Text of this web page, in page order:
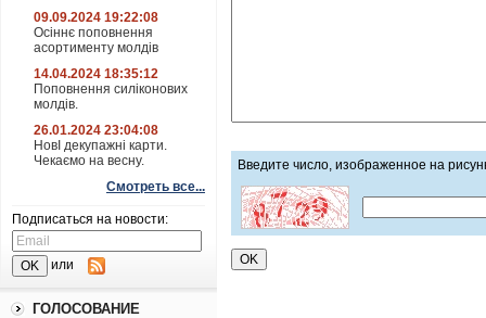
09.09.2024 19:22:08
Осіннє поповнення
асортименту молдів
14.04.2024 18:35:12
Поповнення силіконових
молдів.
26.01.2024 23:04:08
НовІ декупажні карти.
Чекаємо на весну.
Смотреть все...
Подписаться на новости:
или
ГОЛОСОВАНИЕ
Введите число, изображенное на